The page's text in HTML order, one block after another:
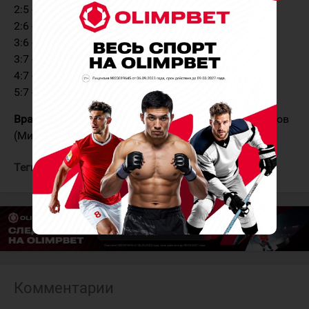
2:5 - Гиматов - 35:29
2:6 - Локтев (Ляхов) - 47:39 ГБ
3:6 - Миргалиев - 48:42
3:7 - Альшевский (Воеводин) - 49:59
4:7 - Стрельцов (Краснов) - 55:14 ГБ
5:7 - Стрельцов - 59:29
Вратари:
Литвинов (Кропова, 35:21 - 60:00) - Ахтямов
(Минегалиев, 54:51 - 60:00)
Теги: Ростов Нефтяник
Комментарии